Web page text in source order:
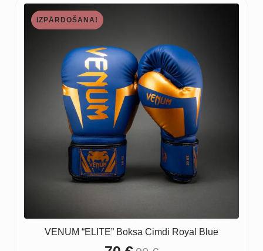
through
IZPĀRDOŠANA!
VENUM “ELITE” Boksa Cimdi Royal Blue